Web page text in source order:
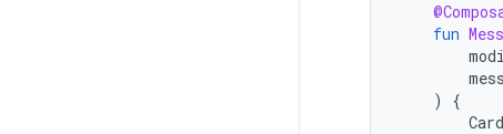
fun
)
{
Card